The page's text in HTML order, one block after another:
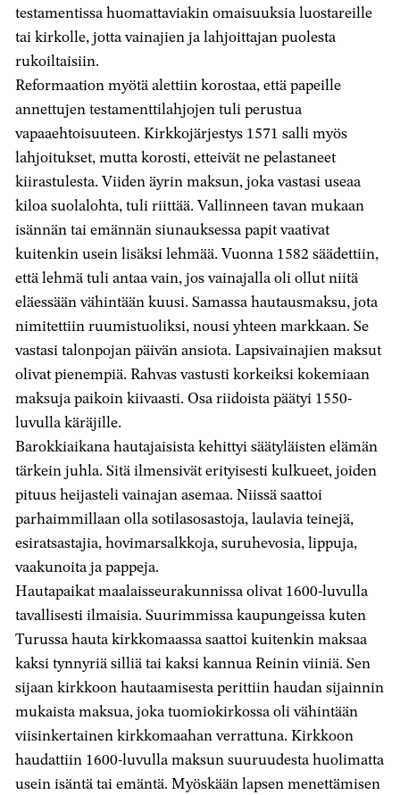
testamentissa huomattaviakin omaisuuksia luostareille
tai kirkolle, jotta vainajien ja lahjoittajan puolesta
rukoiltaisiin.
Reformaation myötä alettiin korostaa, että papeille
annettujen testamenttilahjojen tuli perustua
vapaaehtoisuuteen. Kirkkojärjestys 1571 salli myös
lahjoitukset, mutta korosti, etteivät ne pelastaneet
kiirastulesta. Viiden äyrin maksun, joka vastasi useaa
kiloa suolalohta, tuli riittää. Vallinneen tavan mukaan
isännän tai emännän siunauksessa papit vaativat
kuitenkin usein lisäksi lehmää. Vuonna 1582 säädettiin,
että lehmä tuli antaa vain, jos vainajalla oli ollut niitä
eläessään vähintään kuusi. Samassa hautausmaksu, jota
nimitettiin ruumistuoliksi, nousi yhteen markkaan. Se
vastasi talonpojan päivän ansiota. Lapsivainajien maksut
olivat pienempiä. Rahvas vastusti korkeiksi kokemiaan
maksuja paikoin kiivaasti. Osa riidoista päätyi 1550-
luvulla käräjille.
Barokkiaikana hautajaisista kehittyi säätyläisten elämän
tärkein juhla. Sitä ilmensivät erityisesti kulkueet, joiden
pituus heijasteli vainajan asemaa. Niissä saattoi
parhaimmillaan olla sotilasosastoja, laulavia teinejä,
esiratsastajia, hovimarsalkkoja, suruhevosia, lippuja,
vaakunoita ja pappeja.
Hautapaikat maalaisseurakunnissa olivat 1600-luvulla
tavallisesti ilmaisia. Suurimmissa kaupungeissa kuten
Turussa hauta kirkkomaassa saattoi kuitenkin maksaa
kaksi tynnyriä silliä tai kaksi kannua Reinin viiniä. Sen
sijaan kirkkoon hautaamisesta perittiin haudan sijainnin
mukaista maksua, joka tuomiokirkossa oli vähintään
viisinkertainen kirkkomaahan verrattuna. Kirkkoon
haudattiin 1600-luvulla maksun suuruudesta huolimatta
usein isäntä tai emäntä. Myöskään lapsen menettämisen